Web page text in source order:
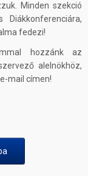
Minden szekció
fedezi!
hozzánk az
alelnökhöz,
e-mail címen!